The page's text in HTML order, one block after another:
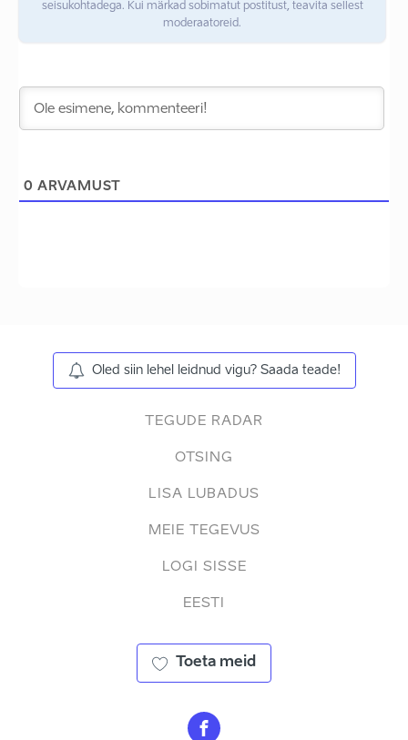
seisukohtadega. Kui märkad sobimatut postitust, teavita sellest
moderaatoreid.
0 ARVAMUST
Oled siin lehel leidnud vigu? Saada teade!
TEGUDE RADAR
OTSING
LISA LUBADUS
MEIE TEGEVUS
LOGI SISSE
EESTI
Toeta meid